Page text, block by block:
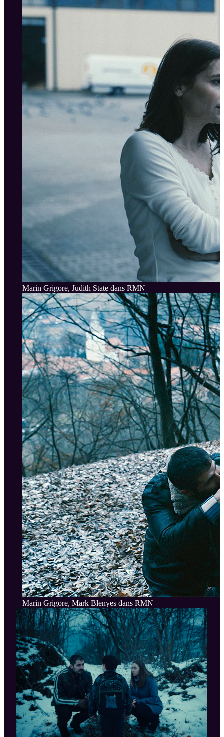
Marin Grigore, Judith State dans RMN
Marin Grigore, Mark Blenyes dans RMN